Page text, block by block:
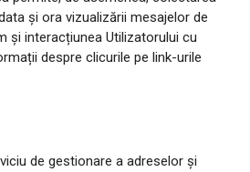
și ora vizualizării mesajelor de
și interacțiunea Utilizatorului cu
despre clicurile pe link-urile
de gestionare a adreselor și